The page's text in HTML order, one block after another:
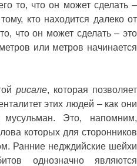
то, что он может сделать –
кто находится далеко от
что он может сделать – это
или метров начинается
рисале, которая позволяет
этих людей – как они
Это, напомним,
которых для сторонников
Ранние недждийские шейхи
однозначно являются